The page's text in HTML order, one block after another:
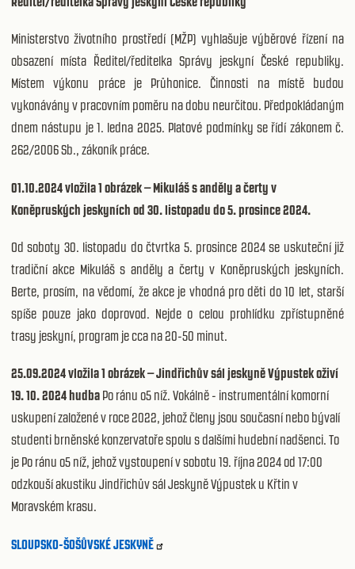
Ministerstvo životního prostředí (MŽP) vyhlašuje výběrové řízení na
obsazení místa Ředitel/ředitelka Správy jeskyní České republiky.
Místem výkonu práce je Průhonice. Činnosti na místě budou
vykonávány v pracovním poměru na dobu neurčitou. Předpokládaným
dnem nástupu je 1. ledna 2025. Platové podmínky se řídí zákonem č.
262/2006 Sb., zákoník práce.
01.10.2024 vložila 1 obrázek – Mikuláš s anděly a čerty v
Koněpruských jeskyních od 30. listopadu do 5. prosince 2024.
Od soboty 30. listopadu do čtvrtka 5. prosince 2024 se uskuteční již
tradiční akce Mikuláš s anděly a čerty v Koněpruských jeskyních.
Berte, prosím, na vědomí, že akce je vhodná pro děti do 10 let, starší
spíše pouze jako doprovod. Nejde o celou prohlídku zpřístupněné
trasy jeskyní, program je cca na 20-50 minut.
25.09.2024 vložila 1 obrázek – Jindřichův sál jeskyně Výpustek oživí
19. 10. 2024 hudba Po ránu o5 níž. Vokálně - instrumentální komorní
uskupení založené v roce 2022, jehož členy jsou současní nebo bývalí
studenti brněnské konzervatoře spolu s dalšími hudební nadšenci. To
je Po ránu o5 níž, jehož vystoupení v sobotu 19. října 2024 od 17:00
odzkouší akustiku Jindřichův sál Jeskyně Výpustek u Křtin v
Moravském krasu.
SLOUPSKO-ŠOŠŮVSKÉ JESKYNĚ